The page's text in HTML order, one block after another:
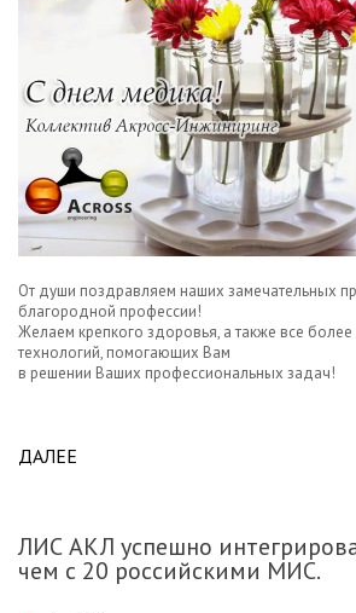
От души поздравляем наших замечательных
благородной профессии!
Желаем крепкого здоровья, а также все
технологий, помогающих Вам
в решении Ваших профессиональных задач!
ДАЛЕЕ
ЛИС АКЛ успешно
чем с 20 российскими МИС.